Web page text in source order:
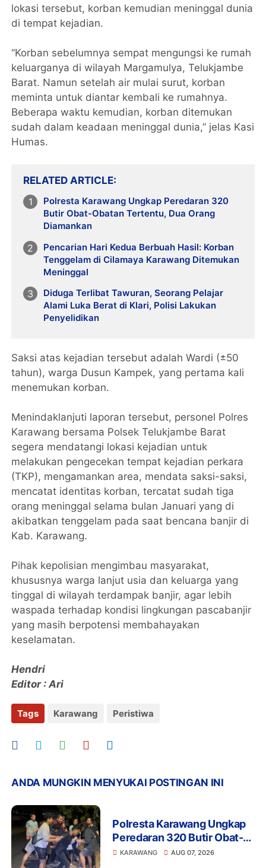
lokasi tersebut, korban kemudian meninggal dunia
di tempat kejadian.
“Korban sebelumnya sempat mengungsi ke rumah
keluarganya di wilayah Margamulya, Telukjambe
Barat. Namun setelah air mulai surut, korban
meminta untuk diantar kembali ke rumahnya.
Beberapa waktu kemudian, korban ditemukan
sudah dalam keadaan meninggal dunia,” jelas Kasi
Humas.
RELATED ARTICLE
Polresta Karawang Ungkap Peredaran 320
Butir Obat-Obatan Tertentu, Dua Orang
Diamankan
Pencarian Hari Kedua Berbuah Hasil: Korban
Tenggelam di Cilamaya Karawang Ditemukan
Meninggal
Diduga Terlibat Tawuran, Seorang Pelajar
Alami Luka Berat di Klari, Polisi Lakukan
Penyelidikan
Saksi atas kejadian tersebut adalah Wardi (±50
tahun), warga Dusun Kampek, yang pertama kali
menemukan korban.
Menindaklanjuti laporan tersebut, personel Polres
Karawang bersama Polsek Telukjambe Barat
segera mendatangi lokasi kejadian untuk
melakukan pengecekan tempat kejadian perkara
(TKP), mengamankan area, mendata saksi-saksi,
mencatat identitas korban, tercatat sudah tiga
orang meninggal selama bulan Januari yang di
akibatkan tenggelam pada saat bencana banjir di
Kab. Karawang.
Pihak kepolisian mengimbau masyarakat,
khususnya warga lanjut usia dan keluarga yang
tinggal di wilayah terdampak banjir, agar lebih
waspada terhadap kondisi lingkungan pascabanjir
yang masih berpotensi membahayakan
keselamatan.
Hendri
Editor : Ari
Tags Karawang Peristiwa
ANDA MUNGKIN MENYUKAI POSTINGAN INI
Polresta Karawang Ungkap
Peredaran 320 Butir Obat-
Obatan Tertentu, Dua Orang
KARAWANG AUG 07, 2026